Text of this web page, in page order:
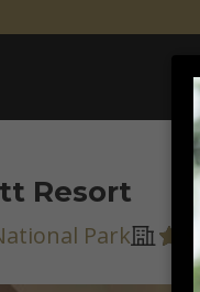
Resort
Park